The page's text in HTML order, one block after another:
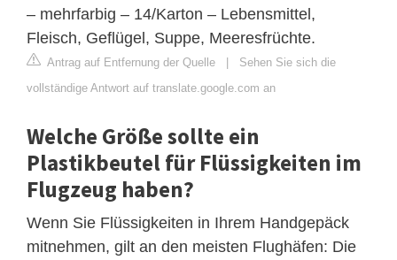
– mehrfarbig – 14/Karton – Lebensmittel,
Fleisch, Geflügel, Suppe, Meeresfrüchte.
Antrag auf Entfernung der Quelle | Sehen Sie sich die
vollständige Antwort auf translate.google.com an
Welche Größe sollte ein
Plastikbeutel für Flüssigkeiten im
Flugzeug haben?
Wenn Sie Flüssigkeiten in Ihrem Handgepäck
mitnehmen, gilt an den meisten Flughäfen: Die